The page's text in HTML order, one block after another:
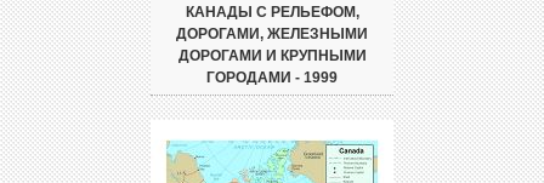
КАНАДЫ С РЕЛЬЕФОМ,
ДОРОГАМИ, ЖЕЛЕЗНЫМИ
ДОРОГАМИ И КРУПНЫМИ
ГОРОДАМИ - 1999